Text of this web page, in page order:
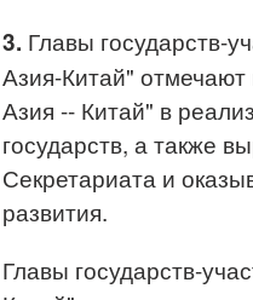
3. Главы государств-
Азия-Китай"
Азия -- Китай" в
государств, а также
Секретариата и
развития.
Главы государств-